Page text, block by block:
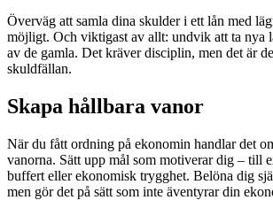
Överväg att samla dina skulder i ett lån med
möjligt. Och viktigast av allt: undvik att ta nya
av de gamla. Det kräver disciplin, men det är
skuldfällan.
Skapa hållbara vanor
När du fått ordning på ekonomin handlar det
vanorna. Sätt upp mål som motiverar dig – till
buffert eller ekonomisk trygghet. Belöna dig
men gör det på sätt som inte äventyrar din